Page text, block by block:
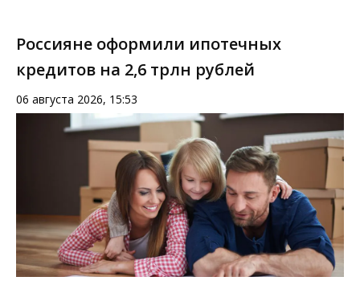
Россияне оформили ипотечных
кредитов на 2,6 трлн рублей
06 августа 2026, 15:53